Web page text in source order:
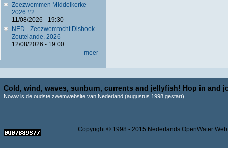
Zeezwemmen Middelkerke
2026 #2
11/08/2026 - 19:30
NED - Zeezwemtocht Dishoek -
Zoutelande, 2026
12/08/2026 - 19:00
meer
Cold, wind, waves, sunburn, currents and jellyfish! Hop in and
Noww is de oudste zwemwebsite van Nederland (augustus 1998 gestart)
Copyright © 1998 - 2015 Nederlands OpenWater